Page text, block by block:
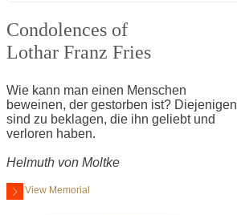
Condolences of
Lothar Franz Fries
Wie kann man einen Menschen
beweinen, der gestorben ist? Diejenigen
sind zu beklagen, die ihn geliebt und
verloren haben.
Helmuth von Moltke
View Memorial